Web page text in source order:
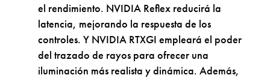
el rendimiento. NVIDIA Reflex reducirá la
latencia, mejorando la respuesta de los
controles. Y NVIDIA RTXGI empleará el poder
del trazado de rayos para ofrecer una
iluminación más realista y dinámica. Además,